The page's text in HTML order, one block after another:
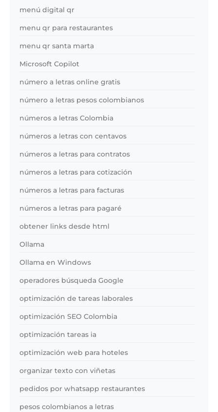
menú digital qr
menu qr para restaurantes
menu qr santa marta
Microsoft Copilot
número a letras online gratis
número a letras pesos colombianos
números a letras Colombia
números a letras con centavos
números a letras para contratos
números a letras para cotización
números a letras para facturas
números a letras para pagaré
obtener links desde html
Ollama
Ollama en Windows
operadores búsqueda Google
optimización de tareas laborales
optimización SEO Colombia
optimización tareas ia
optimización web para hoteles
organizar texto con viñetas
pedidos por whatsapp restaurantes
pesos colombianos a letras